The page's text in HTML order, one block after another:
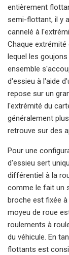
entièrement
semi-flottant, il y
cannelé à
Chaque
lequel les
ensemble
d'essieu à l'aide
repose sur un
l'extrémité du
généralement
retrouve sur des
Pour une
d'essieu sert
différentiel à la
comme le fait un
broche est fixée
moyeu de roue
roulements à
du véhicule. En
flottants est